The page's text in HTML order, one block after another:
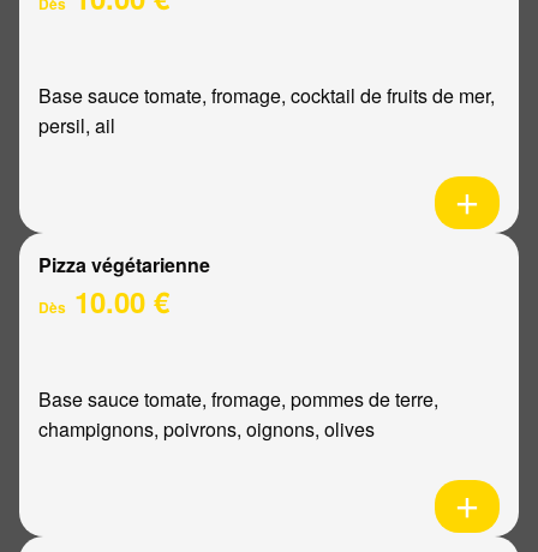
Base sauce tomate, fromage, cocktail de fruits de mer,
persil, ail
Pizza végétarienne
Dès 10.00 €
Base sauce tomate, fromage, pommes de terre,
champignons, poivrons, oignons, olives